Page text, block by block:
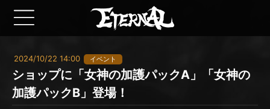
2024/10/22 14:00 イベント
ショップに「女神の加護パックA」「女神の
加護パックB」登場！